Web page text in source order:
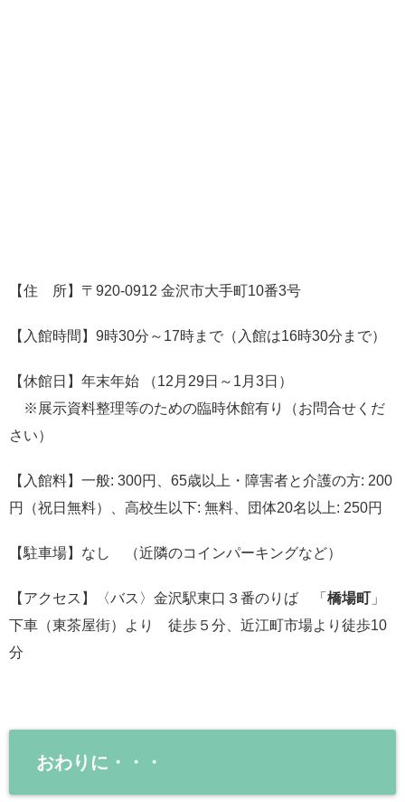
【住 所】〒920-0912 金沢市大手町10番3号
【入館時間】9時30分～17時まで（入館は16時30分まで）
【休館日】年末年始 （12月29日～1月3日）
※展示資料整理等のための臨時休館有り（お問合せくだ
さい）
【入館料】一般: 300円、65歳以上・障害者と介護の方: 200
円（祝日無料）、高校生以下: 無料、団体20名以上: 250円
【駐車場】なし （近隣のコインパーキングなど）
【アクセス】〈バス〉金沢駅東口３番のりば 「 橋場町 」
下車（東茶屋街）より 徒歩５分、近江町市場より徒歩10
分
おわりに・・・